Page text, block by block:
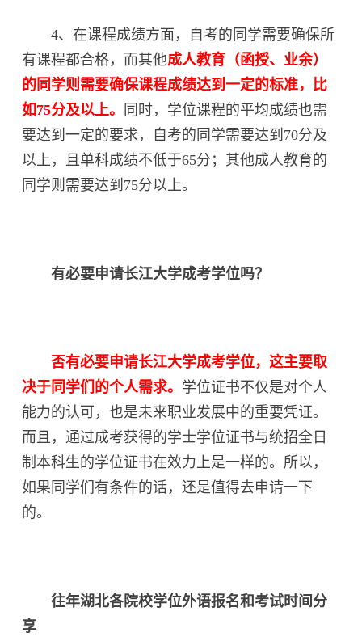
4、在课程成绩方面，自考的同学需要确保所
有课程都合格，而其他成人教育（函授、业余）
的同学则需要确保课程成绩达到一定的标准，比
如75分及以上。
同时，学位课程的平均成绩也需
要达到一定的要求，自考的同学需要达到70分及
以上，且单科成绩不低于65分；其他成人教育的
同学则需要达到75分以上。
有必要申请长江大学成考学位吗？
否有必要申请长江大学成考学位，这主要取
决于同学们的个人需求。 学位证书不仅是对个人
能力的认可，也是未来职业发展中的重要凭证。
而且，通过成考获得的学士学位证书与统招全日
制本科生的学位证书在效力上是一样的。所以，
如果同学们有条件的话，还是值得去申请一下
的。
往年湖北各院校学位外语报名和考试时间分
享